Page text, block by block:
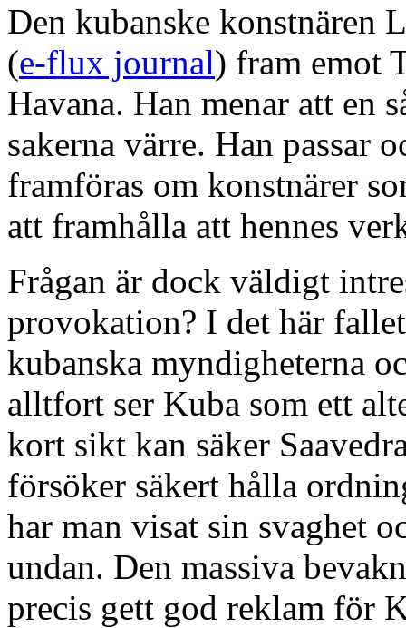
Den kubanske konstnären
(e-flux journal) fram emot
Havana. Han menar att en
sakerna värre. Han passar
framföras om konstnärer
att framhålla att hennes
Frågan är dock väldigt
provokation? I det här
kubanska myndigheterna
alltfort ser Kuba som ett
kort sikt kan säker
försöker säkert hålla
har man visat sin svaghet
undan. Den massiva
precis gett god reklam för